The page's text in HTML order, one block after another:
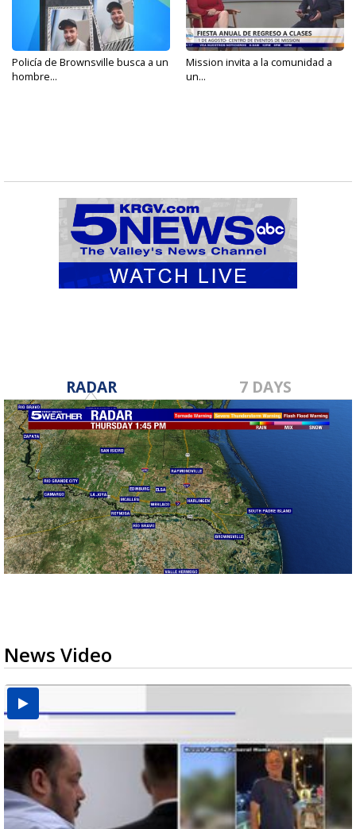
Policía de Brownsville busca a un
hombre...
Mission invita a la comunidad a
un...
RADAR 7 DAYS
News Video